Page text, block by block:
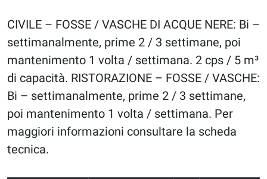
CIVILE – FOSSE / VASCHE DI ACQUE NERE: Bi –
settimanalmente, prime 2 / 3 settimane, poi
mantenimento 1 volta / settimana. 2 cps / 5 m³
di capacità. RISTORAZIONE – FOSSE / VASCHE:
Bi – settimanalmente, prime 2 / 3 settimane,
poi mantenimento 1 volta / settimana. Per
maggiori informazioni consultare la scheda
tecnica.